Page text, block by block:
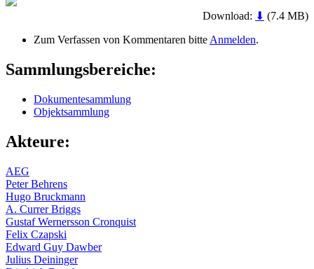
Download: ⬇ (7.4 MB)
Zum Verfassen von Kommentaren bitte Anmelden.
Sammlungsbereiche:
Dokumentesammlung
Objektsammlung
Akteure:
AEG
Peter Behrens
Hugo Bruckmann
A. Currer Briggs
Gustaf Wernersson Cronquist
Felix Czapski
Edward Guy Dawber
Julius Deininger